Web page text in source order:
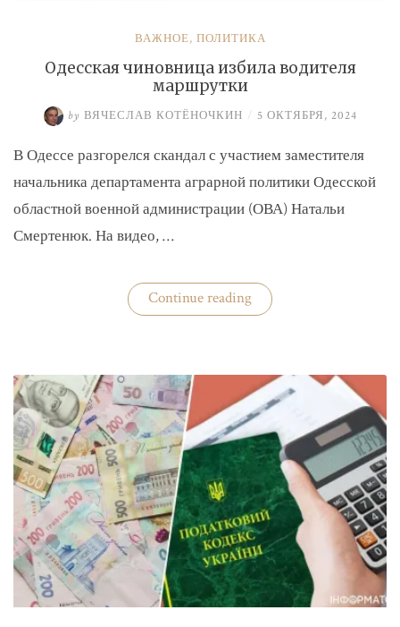
ВАЖНОЕ, ПОЛИТИКА
Одесская чиновница избила водителя
маршрутки
by ВЯЧЕСЛАВ КОТЁНОЧКИН / 5 ОКТЯБРЯ, 2024
В Одессе разгорелся скандал с участием заместителя
начальника департамента аграрной политики Одесской
областной военной администрации (ОВА) Натальи
Смертенюк. На видео, …
Continue reading«Одесская
чиновница